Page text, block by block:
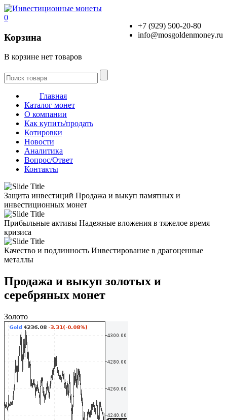
+7 (929) 500-20-80
info@mosgoldenmoney.ru
0
Корзина
В корзине нет товаров
Главная
Каталог монет
О компании
Как купить/продать
Котировки
Новости
Аналитика
Вопрос/Ответ
Контакты
Защита инвестиций Продажа и выкуп памятных и
инвестиционных монет
Прибыльные активы Надежные вложения в тяжелое время
кризиса
Качество и подлинность Инвестирование в драгоценные
металлы
Продажа и выкуп золотых и
серебряных монет
Золото